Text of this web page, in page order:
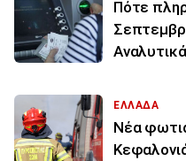
Πότε
ΕΛΛΑΔΑ
Νέα